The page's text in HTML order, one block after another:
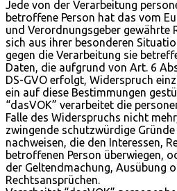
Jede von der Verarbeitung
betroffene Person hat das vom
und Verordnungsgeber gewährte
sich aus ihrer besonderen
gegen die Verarbeitung sie
Daten, die aufgrund von Art. 6
DS-GVO erfolgt, Widerspruch
ein auf diese Bestimmungen
“dasVOK” verarbeitet die
Falle des Widerspruchs nicht
zwingende schutzwürdige
nachweisen, die den Interessen,
betroffenen Person überwiegen,
der Geltendmachung, Ausübung
Rechtsansprüchen.